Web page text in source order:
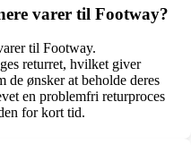
varer til Footway?
til Footway.
returret, hvilket giver
de ønsker at beholde deres
en problemfri returproces
for kort tid.